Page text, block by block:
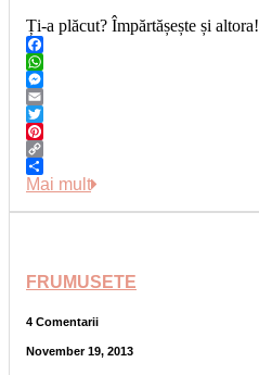
Ți-a plăcut? Împărtășește și altora!
Facebook
WhatsApp
Messenger
Email
Twitter
Pinterest
Copy
Link
Share
Mai mult
FRUMUSETE
4 Comentarii
November 19, 2013